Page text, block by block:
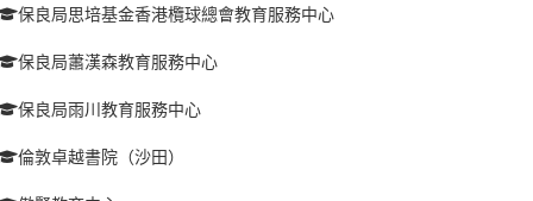
保良局思培基金香港欖球總會教育服務中心
保良局蕭漢森教育服務中心
保良局雨川教育服務中心
倫敦卓越書院（沙田）